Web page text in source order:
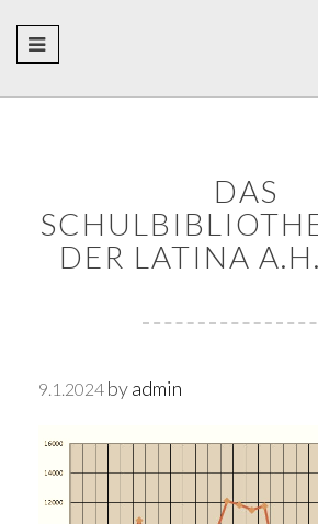
DAS
DER LATINA
9.1.2024 byadmin